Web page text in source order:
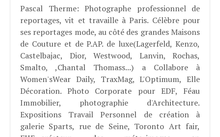
Pascal Therme: Photographe professionnel de
reportages, vit et travaille à Paris. Célèbre pour
ses reportages mode, au côté des grandes Maisons
de Couture et de P.AP. de luxe(Lagerfeld, Kenzo,
Castelbajac, Dior, Westwood, Lanvin, Rochas,
Smalto, ,Chantal Thomass...) a Collabore à
Women'sWear Daily, TraxMag, L'Optimum, Elle
Décoration. Photo Corporate pour EDF, Féau
Immobilier, photographie d'Architecture.
Expositions Travail Personnel de création à
galerie Sparts, rue de Seine, Toronto Art fair,